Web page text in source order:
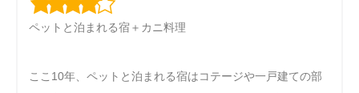
ペットと泊まれる宿＋カニ料理
ここ10年、ペットと泊まれる宿はコテージや一戸建ての部